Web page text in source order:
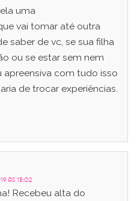
uma
vai tomar até outra
saber de vc, se sua filha
ou se estar sem nem
apreensiva com tudo isso
de trocar experiências.
às 13:02
Recebeu alta do